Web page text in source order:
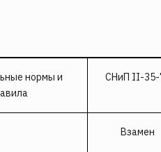
нормы и
СНиП II-35-
Взамен